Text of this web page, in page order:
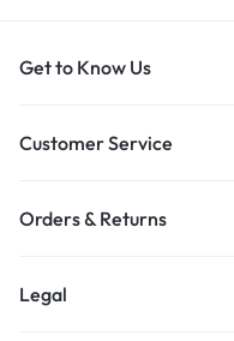
Get to Know Us
Customer Service
Orders & Returns
Legal